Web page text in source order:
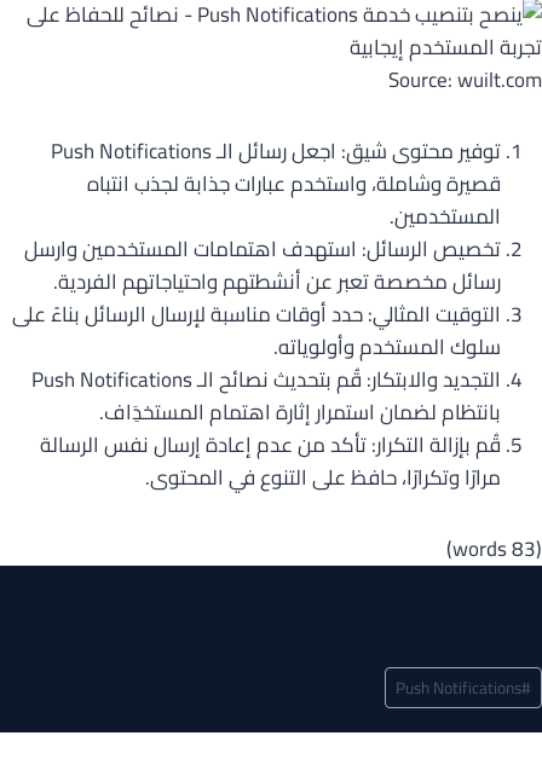
Source: wuilt.com
توفير محتوى شيق: اجعل رسائل الـ Push Notifications
قصيرة وشاملة، واستخدم عبارات جذابة لجذب انتباه
المستخدمين.
تخصيص الرسائل: استهدف اهتمامات المستخدمين وارسل
رسائل مخصصة تعبر عن أنشطتهم واحتياجاتهم الفردية.
التوقيت المثالي: حدد أوقات مناسبة لإرسال الرسائل بناءً على
سلوك المستخدم وأولوياته.
التجديد والابتكار: قُم بتحديث نصائح الـ Push Notifications
بانتظام لضمان استمرار إثارة اهتمام المستخدَِاف.
قُم بإزالة التكرار: تأكد من عدم إعادة إرسال نفس الرسالة
مرارًا وتكرارًا، حافظ على التنوع في المحتوى.
(83 words)
وسوم
المقال:
#
Push Notifications